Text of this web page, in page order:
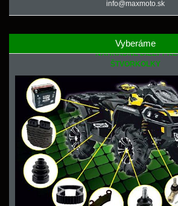
info@maxmoto.sk
Vyberáme
NÁHRADNÉ DIELY PRE
ŠTVORKOLKY